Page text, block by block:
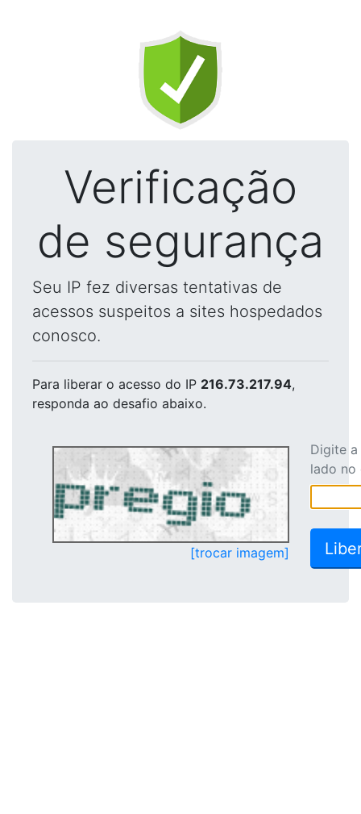
Verificação
de segurança
Seu IP fez diversas tentativas de
acessos suspeitos a sites hospedados
conosco.
Para liberar o acesso do IP 216.73.217.94,
responda ao desafio abaixo.
[trocar imagem]
Digite
lado no